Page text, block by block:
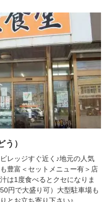
）
レッジすぐ近く♪地元の人気
豊富＜セットメニュー有＞店
は1度食べるとクセになりま
円で大盛り可）大型駐車場も